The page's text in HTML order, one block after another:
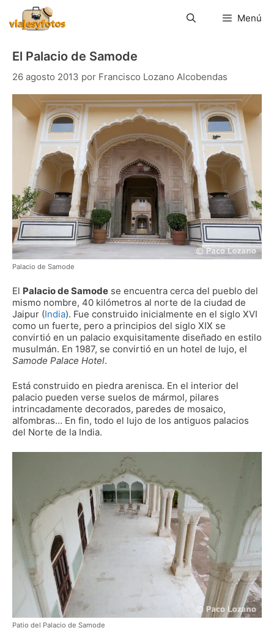
contenido
Menú
El Palacio de Samode
26 agosto 2013 por Francisco Lozano Alcobendas
Palacio de Samode
El Palacio de Samode se encuentra cerca del pueblo del
mismo nombre, 40 kilómetros al norte de la ciudad de
Jaipur (India). Fue construido inicialmente en el siglo XVI
como un fuerte, pero a principios del siglo XIX se
convirtió en un palacio exquisitamente diseñado en estilo
musulmán. En 1987, se convirtió en un hotel de lujo, el
Samode Palace Hotel.
Está construido en piedra arenisca. En el interior del
palacio pueden verse suelos de mármol, pilares
intrincadamente decorados, paredes de mosaico,
alfombras… En fin, todo el lujo de los antiguos palacios
del Norte de la India.
Patio del Palacio de Samode